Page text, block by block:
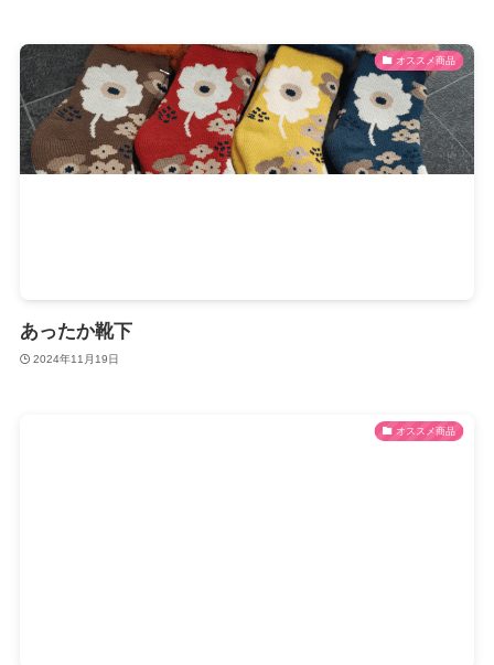
オススメ商品
あったか靴下
2024年11月19日
オススメ商品